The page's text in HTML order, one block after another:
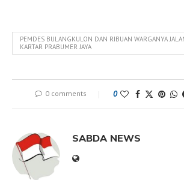
PEMDES BULANGKULON DAN RIBUAN WARGANYA
KARTAR PRABUMER JAYA
0 comments 0
SABDA NEWS